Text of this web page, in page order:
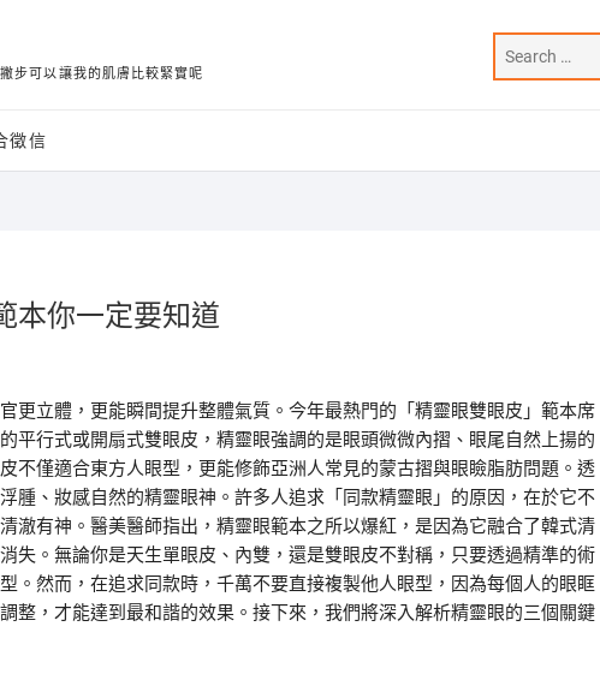
步可以讓我的肌膚比較緊實呢
徵信
本你一定要知道
更立體，更能瞬間提升整體氣質。今年最熱門的「精靈眼雙眼皮」範本席
平行式或開扇式雙眼皮，精靈眼強調的是眼頭微微內摺、眼尾自然上揚的
不僅適合東方人眼型，更能修飾亞洲人常見的蒙古摺與眼瞼脂肪問題。透
腫、妝感自然的精靈眼神。許多人追求「同款精靈眼」的原因，在於它不
澈有神。醫美醫師指出，精靈眼範本之所以爆紅，是因為它融合了韓式清
失。無論你是天生單眼皮、內雙，還是雙眼皮不對稱，只要透過精準的術
。然而，在追求同款時，千萬不要直接複製他人眼型，因為每個人的眼眶
整，才能達到最和諧的效果。接下來，我們將深入解析精靈眼的三個關鍵